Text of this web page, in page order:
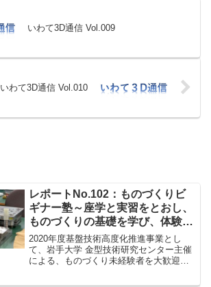
いわて3D通信 Vol.009
いわて3D通信 Vol.010
レポートNo.102：ものづくりビ
ギナー塾～座学と実習をとおし、
ものづくりの基礎を学び、体験す
る
2020年度基盤技術高度化推進事業とし
て、岩手大学 金型技術研究センター主催
による、ものづくり未経験者を大歓迎と